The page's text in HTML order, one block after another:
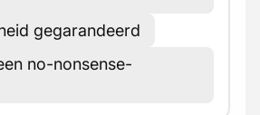
gegarandeerd
no-nonsense-